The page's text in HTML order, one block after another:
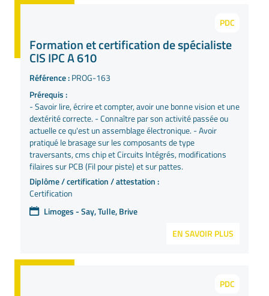
PDC
Formation et certification de spécialiste
CIS IPC A 610
Référence :PROG-163
Prérequis :
- Savoir lire, écrire et compter, avoir une bonne vision et une
dextérité correcte. - Connaître par son activité passée ou
actuelle ce qu'est un assemblage électronique. - Avoir
pratiqué le brasage sur les composants de type
traversants, cms chip et Circuits Intégrés, modifications
filaires sur PCB (Fil pour piste) et sur pattes.
Diplôme / certification / attestation :
Certification
Limoges - Say, Tulle, Brive
EN SAVOIR PLUS
PDC